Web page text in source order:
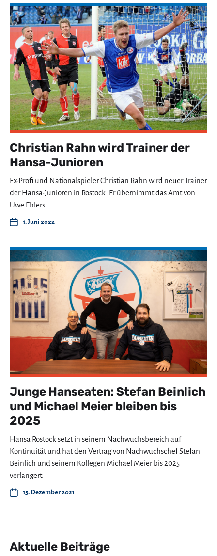
Christian Rahn wird Trainer der
Hansa-Junioren
Ex-Profi und Nationalspieler Christian Rahn wird neuer Trainer
der Hansa-Junioren in Rostock. Er übernimmt das Amt von
Uwe Ehlers.
1. Juni 2022
Junge Hanseaten: Stefan Beinlich
und Michael Meier bleiben bis
2025
Hansa Rostock setzt in seinem Nachwuchsbereich auf
Kontinuität und hat den Vertrag von Nachwuchschef Stefan
Beinlich und seinem Kollegen Michael Meier bis 2025
verlängert.
15. Dezember 2021
Aktuelle Beiträge